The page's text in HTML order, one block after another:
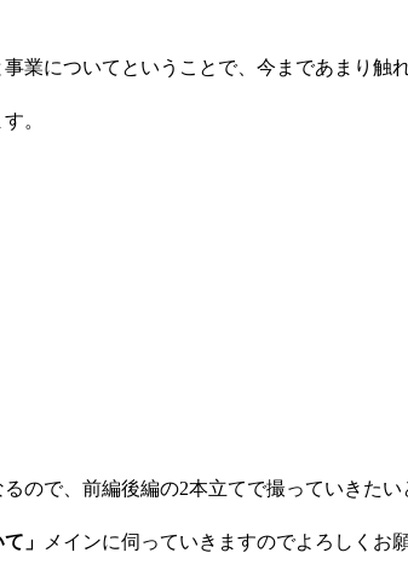
業についてということで、今まであまり触
。
ので、前編後編の2本立てで撮っていきた
」 メインに伺っていきますのでよろしくお